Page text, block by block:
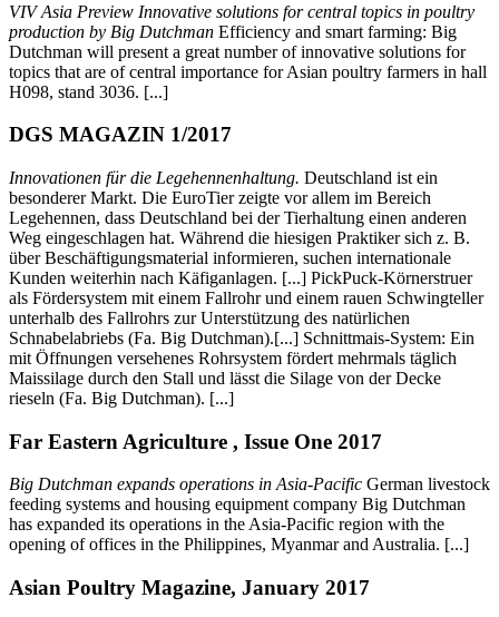
VIV Asia Preview Innovative solutions for central topics in poultry
production by Big Dutchman Efficiency and smart farming: Big
Dutchman will present a great number of innovative solutions for
topics that are of central importance for Asian poultry farmers in hall
H098, stand 3036. [...]
DGS MAGAZIN 1/2017
Innovationen für die Legehennenhaltung. Deutschland ist ein
besonderer Markt. Die EuroTier zeigte vor allem im Bereich
Legehennen, dass Deutschland bei der Tierhaltung einen anderen
Weg eingeschlagen hat. Während die hiesigen Praktiker sich z. B.
über Beschäftigungsmaterial informieren, suchen internationale
Kunden weiterhin nach Käfiganlagen. [...] PickPuck-Körnerstruer
als Fördersystem mit einem Fallrohr und einem rauen Schwingteller
unterhalb des Fallrohrs zur Unterstützung des natürlichen
Schnabelabriebs (Fa. Big Dutchman).[...] Schnittmais-System: Ein
mit Öffnungen versehenes Rohrsystem fördert mehrmals täglich
Maissilage durch den Stall und lässt die Silage von der Decke
rieseln (Fa. Big Dutchman). [...]
Far Eastern Agriculture , Issue One 2017
Big Dutchman expands operations in Asia-Pacific German livestock
feeding systems and housing equipment company Big Dutchman
has expanded its operations in the Asia-Pacific region with the
opening of offices in the Philippines, Myanmar and Australia. [...]
Asian Poultry Magazine, January 2017